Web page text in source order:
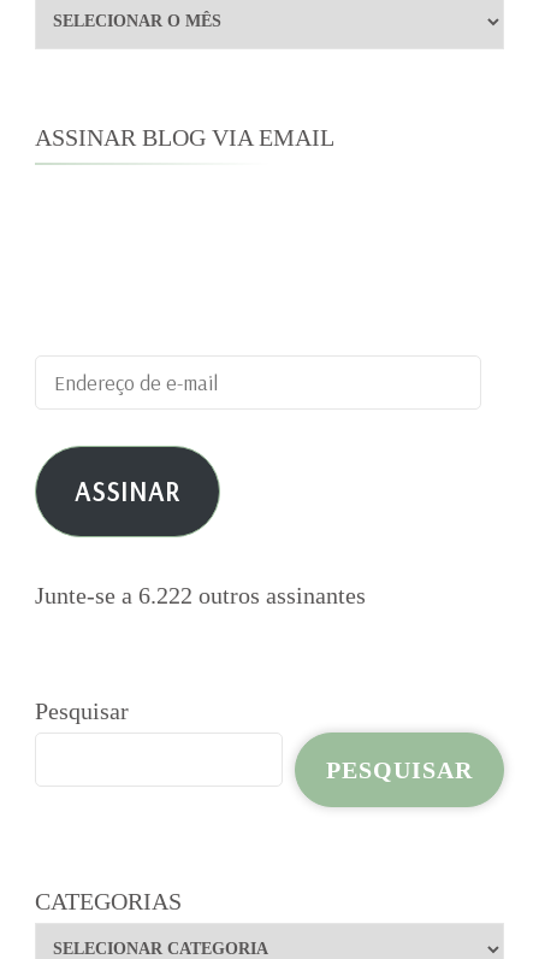
Arquivos
ASSINAR BLOG VIA EMAIL
Endereço
de
e-
mail ASSINAR
Junte-se a 6.222 outros assinantes
Pesquisar
PESQUISAR
CATEGORIAS